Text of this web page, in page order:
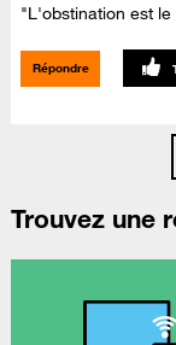
"L'obstination est
Répondre
Trouvez une